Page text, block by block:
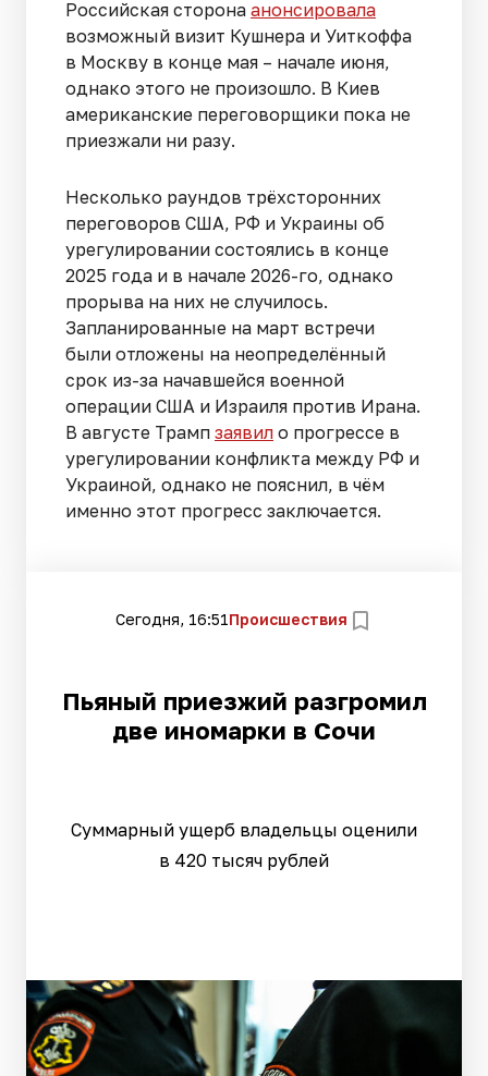
Российская сторона анонсировала
возможный визит Кушнера и Уиткоффа
в Москву в конце мая – начале июня,
однако этого не произошло. В Киев
американские переговорщики пока не
приезжали ни разу.
Несколько раундов трёхсторонних
переговоров США, РФ и Украины об
урегулировании состоялись в конце
2025 года и в начале 2026-го, однако
прорыва на них не случилось.
Запланированные на март встречи
были отложены на неопределённый
срок из-за начавшейся военной
операции США и Израиля против Ирана.
В августе Трамп заявил о прогрессе в
урегулировании конфликта между РФ и
Украиной, однако не пояснил, в чём
именно этот прогресс заключается.
Сегодня, 16:51Происшествия
Пьяный приезжий разгромил
две иномарки в Сочи
Суммарный ущерб владельцы оценили
в 420 тысяч рублей